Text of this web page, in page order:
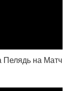
Пелядь на Матч